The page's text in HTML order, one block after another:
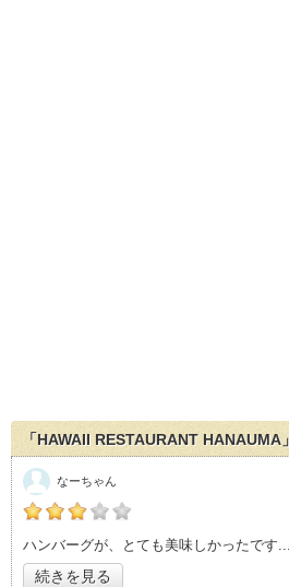
「HAWAII RESTAURANT HANAUMA
の「HAWAII RESTAURANT
ハンバーグが、とても美味しかったです
続きを見る
なーちゃん